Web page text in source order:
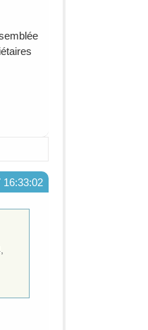
16:33:02